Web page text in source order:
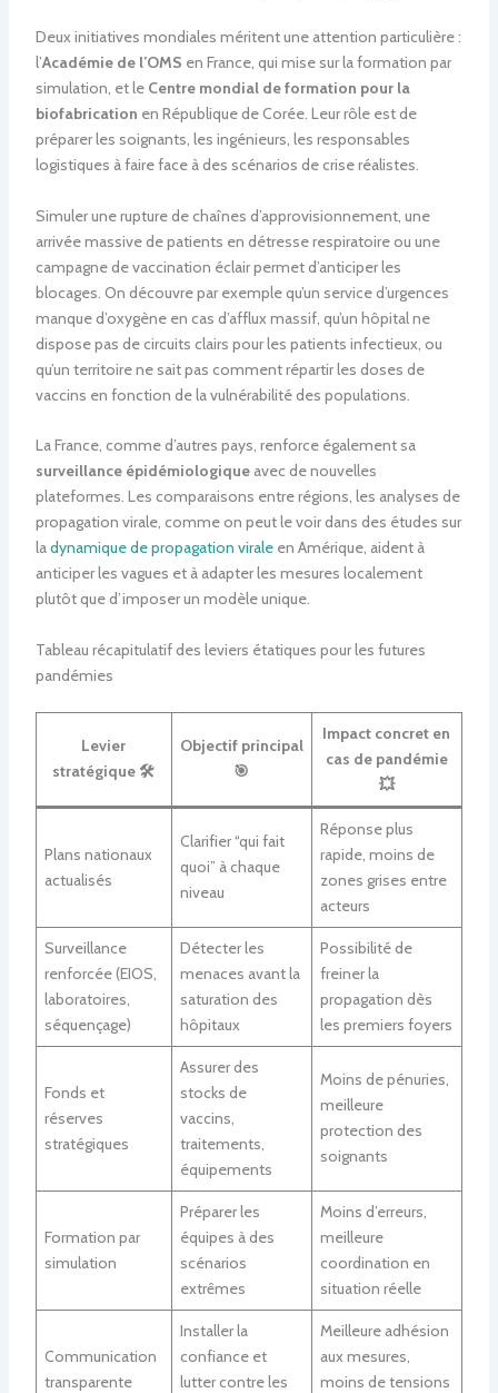
Deux initiatives mondiales méritent une attention particulière :
l’Académie de l’OMS en France, qui mise sur la formation par
simulation, et le Centre mondial de formation pour la
biofabrication en République de Corée. Leur rôle est de
préparer les soignants, les ingénieurs, les responsables
logistiques à faire face à des scénarios de crise réalistes.
Simuler une rupture de chaînes d’approvisionnement, une
arrivée massive de patients en détresse respiratoire ou une
campagne de vaccination éclair permet d’anticiper les
blocages. On découvre par exemple qu’un service d’urgences
manque d’oxygène en cas d’afflux massif, qu’un hôpital ne
dispose pas de circuits clairs pour les patients infectieux, ou
qu’un territoire ne sait pas comment répartir les doses de
vaccins en fonction de la vulnérabilité des populations.
La France, comme d’autres pays, renforce également sa
surveillance épidémiologiqueavec de nouvelles
plateformes. Les comparaisons entre régions, les analyses de
propagation virale, comme on peut le voir dans des études sur
ladynamique de propagation viraleen Amérique, aident à
anticiper les vagues et à adapter les mesures localement
plutôt que d’imposer un modèle unique.
Tableau récapitulatif des leviers étatiques pour les futures
pandémies
Levier
stratégique 🛠️
Objectif principal
🎯
Impact concret en
cas de pandémie
💥
Plans nationaux
actualisés
Clarifier “qui fait
quoi” à chaque
niveau
Réponse plus
rapide, moins de
zones grises entre
acteurs
Surveillance
renforcée (EIOS,
laboratoires,
séquençage)
Détecter les
menaces avant la
saturation des
hôpitaux
Possibilité de
freiner la
propagation dès
les premiers foyers
Fonds et
réserves
stratégiques
Assurer des
stocks de
vaccins,
traitements,
équipements
Moins de pénuries,
meilleure
protection des
soignants
Formation par
simulation
Préparer les
équipes à des
scénarios
extrêmes
Moins d’erreurs,
meilleure
coordination en
situation réelle
Communication
transparente
Installer la
confiance et
lutter contre les
Meilleure adhésion
aux mesures,
moins de tensions